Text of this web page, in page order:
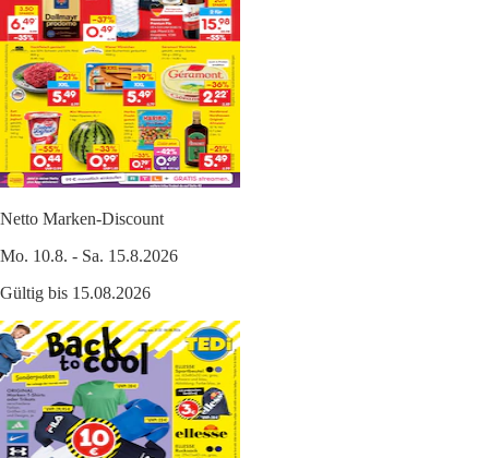
Netto Marken-Discount
Mo. 10.8. - Sa. 15.8.2026
Gültig bis 15.08.2026